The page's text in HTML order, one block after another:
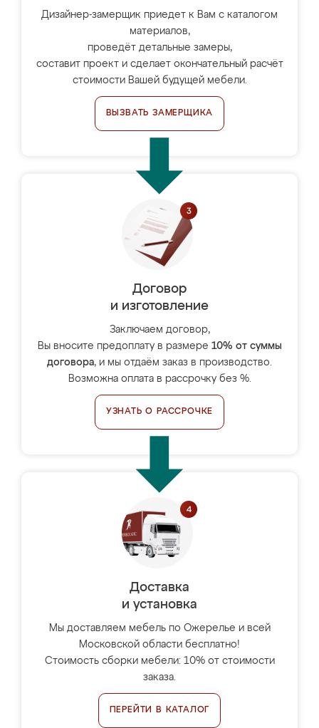
Дизайнер-замерщик приедет к Вам с каталогом
материалов,
проведёт детальные замеры,
составит проект и сделает окончательный расчёт
стоимости Вашей будущей мебели.
ВЫЗВАТЬ ЗАМЕРЩИКА
Договор
и изготовление
Заключаем договор,
Вы вносите предоплату в размере 10% от суммы
договора, и мы отдаём заказ в производство.
Возможна оплата в рассрочку без %.
УЗНАТЬ О РАССРОЧКЕ
Доставка
и установка
Мы доставляем мебель по Ожерелье и всей
Московской области бесплатно!
Стоимость сборки мебели: 10% от стоимости
заказа.
ПЕРЕЙТИ В КАТАЛОГ